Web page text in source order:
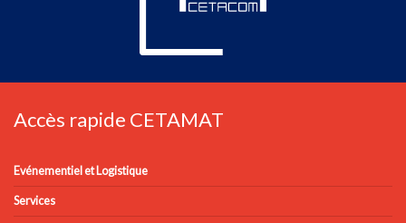
Accès rapide CETAMAT
Evénementiel et Logistique
Services